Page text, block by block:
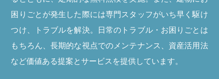
困りごとが発生した際には専門スタッフがいち早く駆け
つけ、トラブルを解決。日常のトラブル・お困りごとは
もちろん、長期的な視点でのメンテナンス、資産活用法
など価値ある提案とサービスを提供しています。